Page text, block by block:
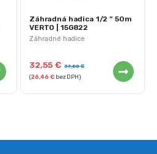
Záhradné hadice
Záhradná hadica 1/2 ” 50m
VERTO | 15G822
32,55€ 37,80€
(26,46€bez DPH)